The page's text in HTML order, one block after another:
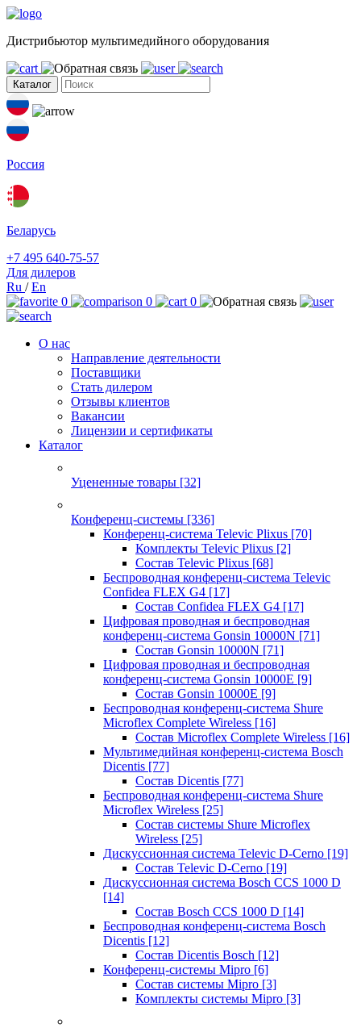
Дистрибьютор мультимедийного оборудования
Каталог
Россия
Беларусь
+7 495 640-75-57
Для дилеров
Ru /En
0
0 0
О нас
Направление деятельности
Поставщики
Стать дилером
Отзывы клиентов
Вакансии
Лицензии и сертификаты
Каталог
Уцененные товары [32]
Конференц-системы [336]
Конференц-система Televic Plixus [70]
Комплекты Televic Plixus [2]
Состав Televic Plixus [68]
Беспроводная конференц-система Televic
Confidea FLEX G4 [17]
Состав Confidea FLEX G4 [17]
Цифровая проводная и беспроводная
конференц-система Gonsin 10000N [71]
Состав Gonsin 10000N [71]
Цифровая проводная и беспроводная
конференц-система Gonsin 10000E [9]
Состав Gonsin 10000E [9]
Беспроводная конференц-система Shure
Microflex Complete Wireless [16]
Состав Microflex Complete Wireless [16]
Мультимедийная конференц-система Bosch
Dicentis [77]
Состав Dicentis [77]
Беспроводная конференц-система Shure
Microflex Wireless [25]
Состав системы Shure Microflex
Wireless [25]
Дискуссионная система Televic D-Cerno [19]
Состав Televic D-Cerno [19]
Дискуссионная система Bosch CCS 1000 D
[14]
Состав Bosch CCS 1000 D [14]
Беспроводная конференц-система Bosch
Dicentis [12]
Состав Dicentis Bosch [12]
Конференц-системы Mipro [6]
Состав системы Mipro [3]
Комплекты системы Mipro [3]